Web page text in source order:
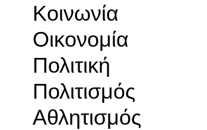
Κοινωνία
Οικονομία
Πολιτική
Πολιτισμός
Αθλητισμός